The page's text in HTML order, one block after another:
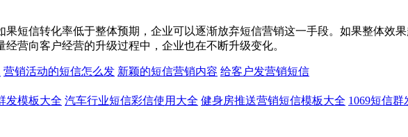
短信转化率低于整体预期，企业可以逐渐放弃短信营销这一手段。如果整体效
营向客户经营的升级过程中，企业也在不断升级变化。
营销活动的短信怎么发 新颖的短信营销内容 给客户发营销短信
发模板大全 汽车行业短信彩信使用大全 健身房推送营销短信模板大全 1069短信